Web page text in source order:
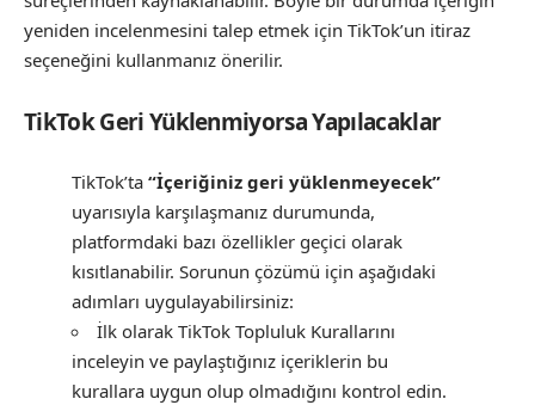
yeniden incelenmesini talep etmek için TikTok’un itiraz
seçeneğini kullanmanız önerilir.
TikTok Geri Yüklenmiyorsa Yapılacaklar
TikTok’ta “İçeriğiniz geri yüklenmeyecek”
uyarısıyla karşılaşmanız durumunda,
platformdaki bazı özellikler geçici olarak
kısıtlanabilir. Sorunun çözümü için aşağıdaki
adımları uygulayabilirsiniz:
İlk olarak TikTok Topluluk Kurallarını
inceleyin ve paylaştığınız içeriklerin bu
kurallara uygun olup olmadığını kontrol edin.